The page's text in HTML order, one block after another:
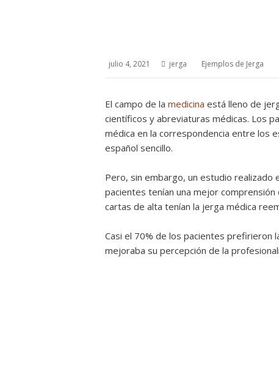
julio 4, 2021 jerga Ejemplos de Jerga
El campo de la medicina está lleno de
científicos y abreviaturas médicas. Los
médica en la correspondencia entre los
español sencillo.
Pero, sin embargo, un estudio realizado
pacientes tenían una mejor
cartas de alta tenían la jerga médica
Casi el 70% de los pacientes prefirieron
mejoraba su percepción de la